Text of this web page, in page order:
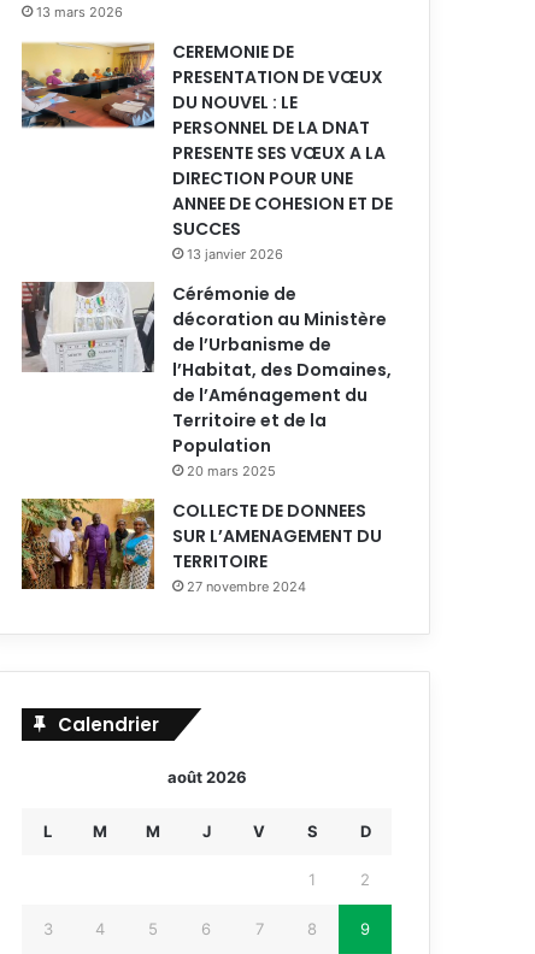
13 mars 2026
CEREMONIE DE
PRESENTATION DE VŒUX
DU NOUVEL : LE
PERSONNEL DE LA DNAT
PRESENTE SES VŒUX A LA
DIRECTION POUR UNE
ANNEE DE COHESION ET DE
SUCCES
13 janvier 2026
Cérémonie de
décoration au Ministère
de l’Urbanisme de
l’Habitat, des Domaines,
de l’Aménagement du
Territoire et de la
Population
20 mars 2025
COLLECTE DE DONNEES
SUR L’AMENAGEMENT DU
TERRITOIRE
27 novembre 2024
Calendrier
août 2026
L M M J V S D
1 2
3 4 5 6 7 8 9